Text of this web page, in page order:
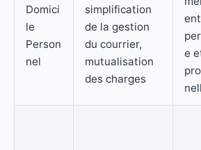
Domici
le
Person
nel
simplification
de la gestion
du courrier,
mutualisation
des charges
e